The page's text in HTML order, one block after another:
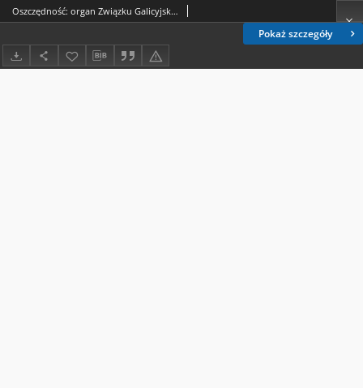
Pokaż szczegóły
Oszczędność: organ Związku Galicyjskich Kas Oszczędności: wychodzi w połowie każdego miesiąca R. 6, nr 10-11 (październik-listopad 1909)